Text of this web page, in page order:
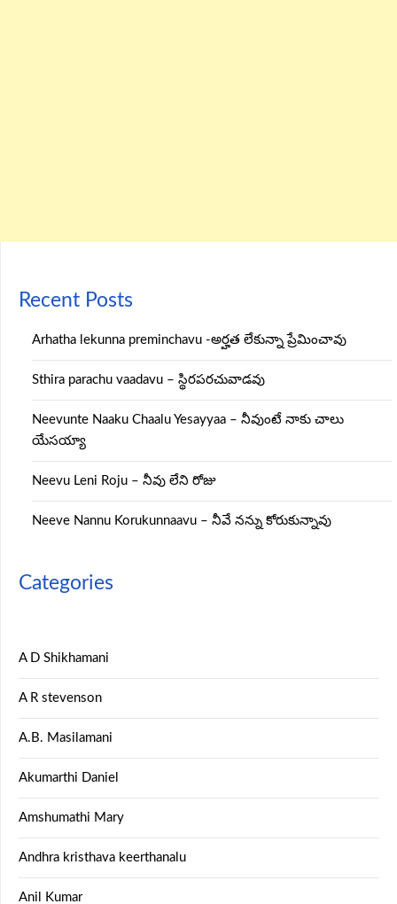
Recent Posts
Arhatha lekunna preminchavu -అర్హత లేకున్నా ప్రేమించావు
Sthira parachu vaadavu – స్థిరపరచువాడవు
Neevunte Naaku Chaalu Yesayyaa – నీవుంటే నాకు చాలు
యేసయ్యా
Neevu Leni Roju – నీవు లేని రోజు
Neeve Nannu Korukunnaavu – నీవే నన్ను కోరుకున్నావు
Categories
A D Shikhamani
A R stevenson
A.B. Masilamani
Akumarthi Daniel
Amshumathi Mary
Andhra kristhava keerthanalu
Anil Kumar